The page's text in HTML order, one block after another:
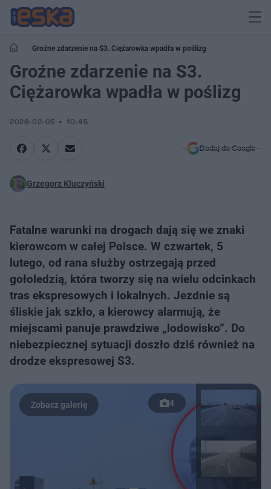
Groźne zdarzenie na S3. Ciężarowka wpadła w poślizg
Groźne zdarzenie na S3.
Ciężarowka wpadła w poślizg
2026-02-05 10:45
Dodaj do Google
Grzegorz Kluczyński
Fatalne warunki na drogach dają się we znaki
kierowcom w całej Polsce. W czwartek, 5
lutego, od rana służby ostrzegają przed
gołoledzią, która tworzy się na wielu odcinkach
tras ekspresowych i lokalnych. Jezdnie są
śliskie jak szkło, a kierowcy alarmują, że
miejscami panuje prawdziwe „lodowisko”. Do
niebezpiecznej sytuacji doszło dziś również na
drodze ekspresowej S3.
4